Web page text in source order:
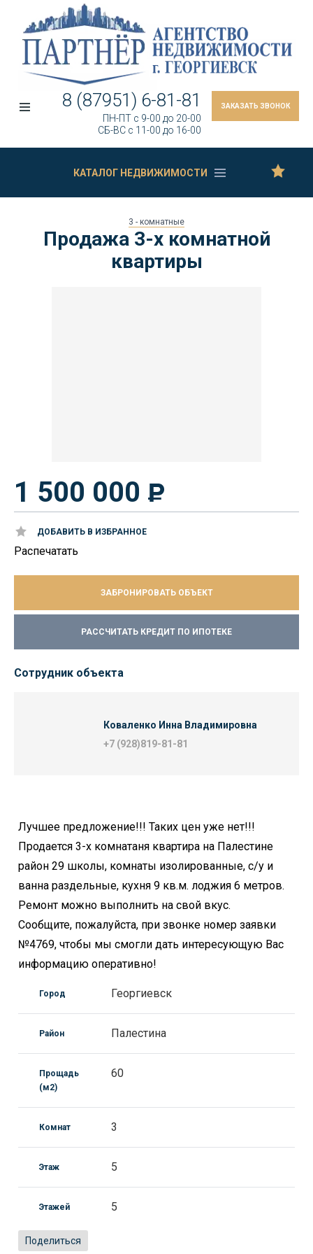
ЗАКАЗАТЬ ЗВОНОК
8 (87951) 6-81-81
ПН-ПТ c 9-00 до 20-00
СБ-ВС c 11-00 до 16-00
КАТАЛОГ НЕДВИЖИМОСТИ
3 - комнатные
Продажа 3-х комнатной
квартиры
1 500 000
ДОБАВИТЬ В ИЗБРАННОЕ
Распечатать
ЗАБРОНИРОВАТЬ ОБЪЕКТ
РАССЧИТАТЬ КРЕДИТ ПО ИПОТЕКЕ
Сотрудник объекта
Коваленко Инна Владимировна
+7 (928)819-81-81
Лучшее предложение!!! Таких цен уже нет!!!
Продается 3-х комнатаня квартира на Палестине
район 29 школы, комнаты изолированные, с/у и
ванна раздельные, кухня 9 кв.м. лоджия 6 метров.
Ремонт можно выполнить на свой вкус.
Сообщите, пожалуйста, при звонке номер заявки
№4769, чтобы мы смогли дать интересующую Вас
информацию оперативно!
Город Георгиевск
Район Палестина
Прощадь
(м2)
60
Комнат 3
Этаж 5
Этажей 5
Поделиться